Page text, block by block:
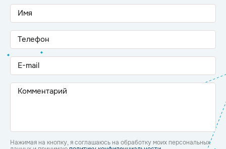
Нажимая на кнопку, я соглашаюсь на обработку моих персональных